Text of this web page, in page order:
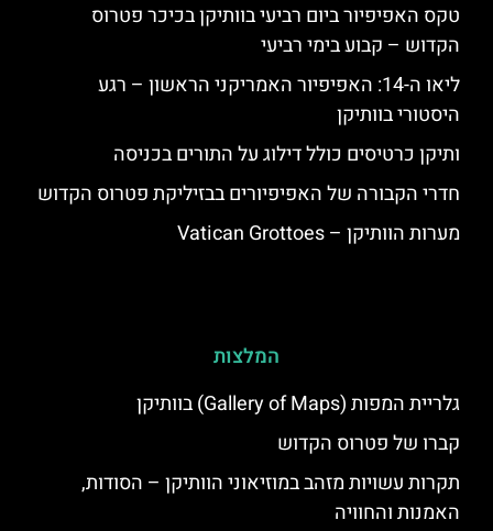
טקס האפיפיור ביום רביעי בוותיקן בכיכר פטרוס
הקדוש – קבוע בימי רביעי
ליאו ה-14: האפיפיור האמריקני הראשון – רגע
היסטורי בוותיקן
ותיקן כרטיסים כולל דילוג על התורים בכניסה
חדרי הקבורה של האפיפיורים בבזיליקת פטרוס הקדוש
מערות הוותיקן – Vatican Grottoes
המלצות
גלריית המפות (Gallery of Maps) בוותיקן
קברו של פטרוס הקדוש
תקרות עשויות מזהב במוזיאוני הוותיקן – הסודות,
האמנות והחוויה